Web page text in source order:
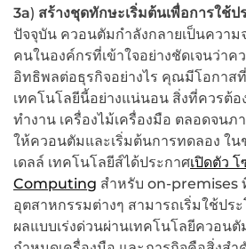
3a) สร้างชุดทักษะเริ่มต้นเพื่อการใช้
ปัจจุบัน ควอนตัมกำลังกลายเป็นควา
คนในองค์กรที่เข้าใจอย่างชัดเจนว่าค
อิทธิพลต่อธุรกิจอย่างไร คุณมีโอกาส
เทคโนโลยีนี้อย่างแน่นอน สิ่งที่ควรต้
ทำงาน เครื่องไม้เครื่องมือ ตลอดจน
ให้ควอนตัมและเริ่มต้นการทดลอง ใ
เดลล์ เทคโนโลยีส์ได้ประกาศเปิดตัว
Computing สำหรับ on-premises
อุตสาหกรรมต่างๆ สามารถเริ่มใช้ปร
ผลแบบเร่งด่วนผ่านเทคโนโลยีควอน